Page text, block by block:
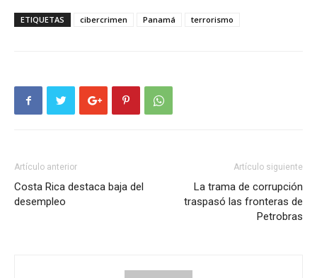
ETIQUETAS cibercrimen Panamá terrorismo
Artículo anterior
Costa Rica destaca baja del
desempleo
Artículo siguiente
La trama de corrupción
traspasó las fronteras de
Petrobras